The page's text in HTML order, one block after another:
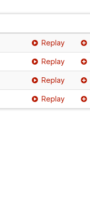
Replay
Replay
Replay
Replay